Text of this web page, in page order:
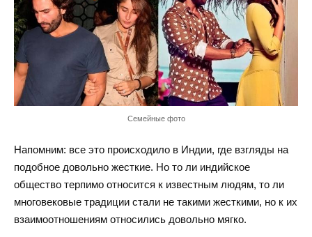
Семейные фото
Напомним: все это происходило в Индии, где взгляды на
подобное довольно жесткие. Но то ли индийское
общество терпимо относится к известным людям, то ли
многовековые традиции стали не такими жесткими, но к их
взаимоотношениям относились довольно мягко.